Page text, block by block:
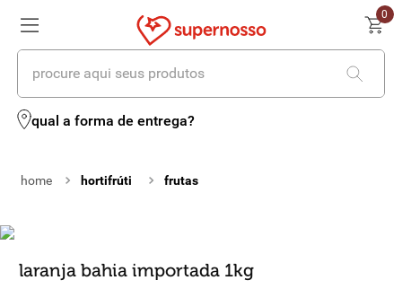
0
procure aqui seus produtos
qual a forma de entrega?
hortifrúti frutas
laranja bahia importada 1kg
termos mais buscados
2º leite
iogurte